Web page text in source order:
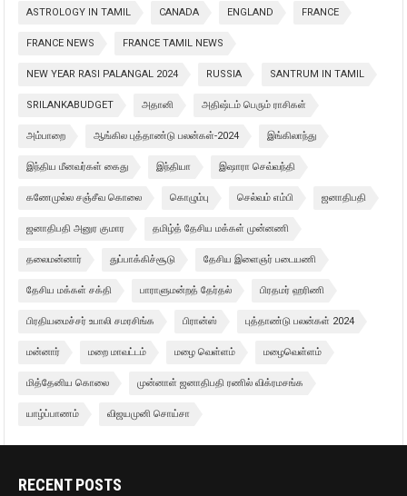
ASTROLOGY IN TAMIL CANADA ENGLAND FRANCE
FRANCE NEWS FRANCE TAMIL NEWS
NEW YEAR RASI PALANGAL 2024 RUSSIA SANTRUM IN TAMIL
SRILANKABUDGET அதானி அதிஷ்டம் பெரும் ராசிகள்
அம்பாறை ஆங்கில புத்தாண்டு பலன்கள்-2024 இங்கிலாந்து
இந்திய மீனவர்கள் கைது இந்தியா இஷாரா செவ்வந்தி
கணேமுல்ல சஞ்சீவ கொலை கொழும்பு செல்வம் எம்பி ஜனாதிபதி
ஜனாதிபதி அனுர குமார தமிழ்த் தேசிய மக்கள் முன்னணி
தலைமன்னார் துப்பாக்கிச்சூடு தேசிய இளைஞர் படையணி
தேசிய மக்கள் சக்தி பாராளுமன்றத் தேர்தல் பிரதமர் ஹரிணி
பிரதியமைச்சர் உபாலி சமரசிங்க பிரான்ஸ் புத்தாண்டு பலன்கள் 2024
மன்னார் மறை மாவட்டம் மழை வெள்ளம் மழைவெள்ளம்
மித்தேனிய கொலை முன்னாள் ஜனாதிபதி ரணில் விக்ரமசங்க
யாழ்ப்பாணம் விஜயமுனி சொய்சா
RECENT POSTS